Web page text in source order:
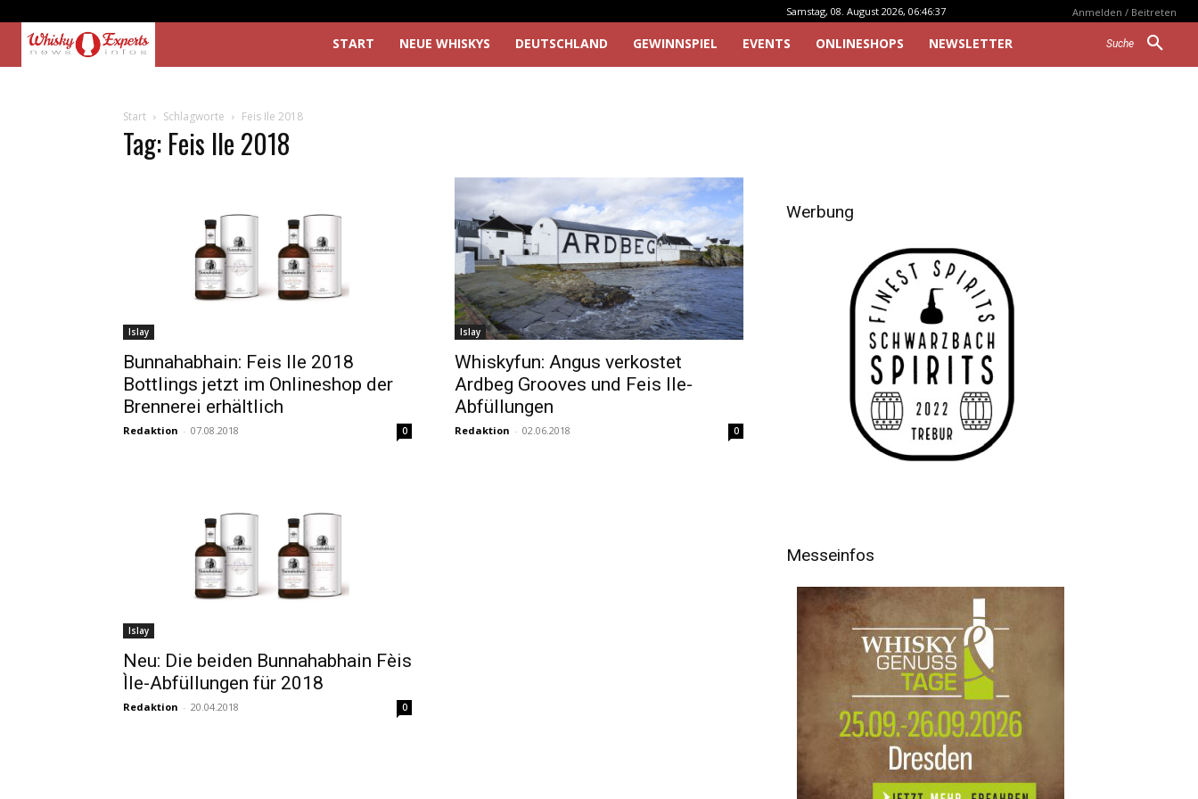
Samstag, 08. August 2026, 06:46:37 Anmelden / Beitreten
Suche
START NEUE WHISKYS DEUTSCHLAND GEWINNSPIEL EVENTS ONLINESHOPS NEWSLETTER
Start Schlagworte Feis Ile 2018
Tag: Feis Ile 2018
Islay
Bunnahabhain: Feis Ile 2018
Bottlings jetzt im Onlineshop der
Brennerei erhältlich
Redaktion - 07.08.2018 0
Islay
Whiskyfun: Angus verkostet
Ardbeg Grooves und Feis Ile-
Abfüllungen
Redaktion - 02.06.2018 0
Islay
Neu: Die beiden Bunnahabhain Fèis
Ìle-Abfüllungen für 2018
Redaktion - 20.04.2018 0
Werbung
Messeinfos